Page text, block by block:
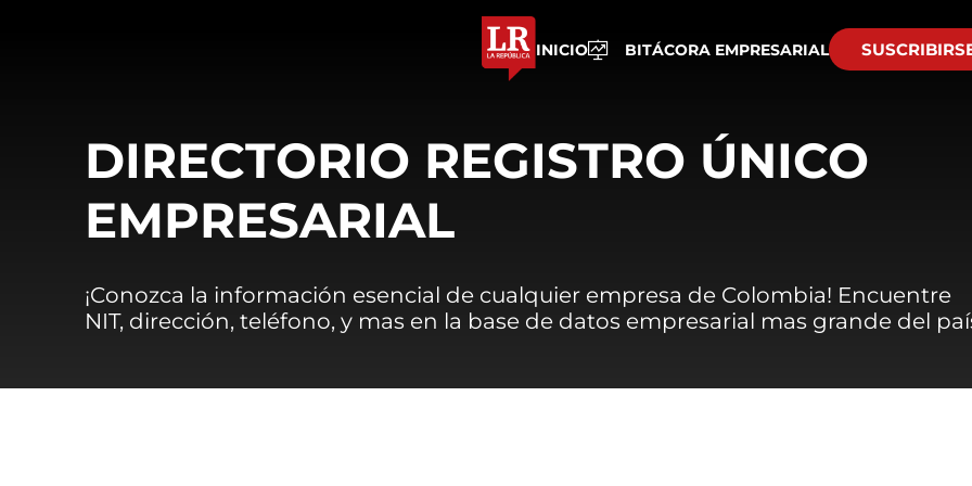
INICIO BITÁCORA EMPRESARIAL
DIRECTORIO REGISTRO ÚNICO
EMPRESARIAL
¡Conozca la información esencial de cualquier empresa de Colombia! Encuentre
NIT, dirección, teléfono, y mas en la base de datos empresarial mas grande del